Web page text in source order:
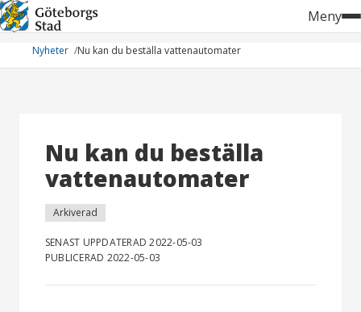
Hoppa
till
innehåll
Meny
Nyheter Nu kan du beställa vattenautomater
Nu kan du beställa
vattenautomater
Arkiverad
SENAST UPPDATERAD 2022-05-03
PUBLICERAD 2022-05-03